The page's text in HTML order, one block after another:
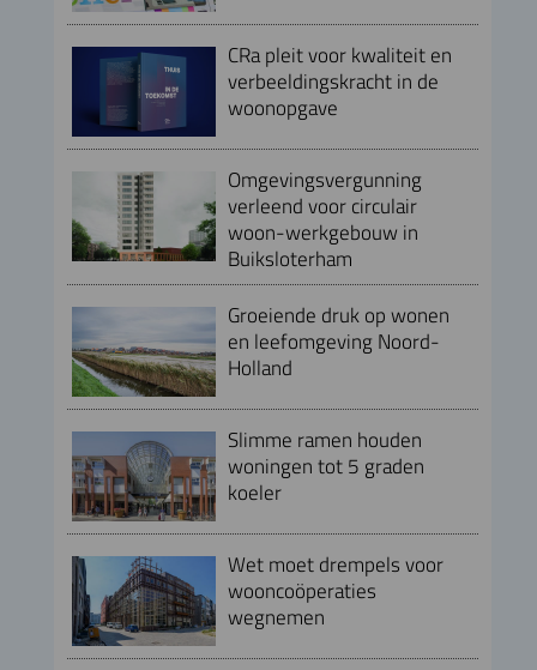
CRa pleit voor kwaliteit en
verbeeldingskracht in de
woonopgave
Omgevingsvergunning
verleend voor circulair
woon-werkgebouw in
Buiksloterham
Groeiende druk op wonen
en leefomgeving Noord-
Holland
Slimme ramen houden
woningen tot 5 graden
koeler
Wet moet drempels voor
wooncoöperaties
wegnemen